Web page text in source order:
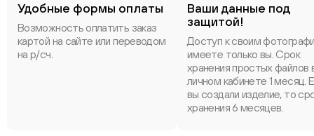
Удобные формы оплаты
Возможность оплатить заказ
картой на сайте или переводом
на р/сч.
Ваши данные под
защитой!
Доступ к своим
имеете только вы. Срок
хранения простых файлов
личном кабинете 1 месяц.
вы создали изделие, то
хранения 6 месяцев.